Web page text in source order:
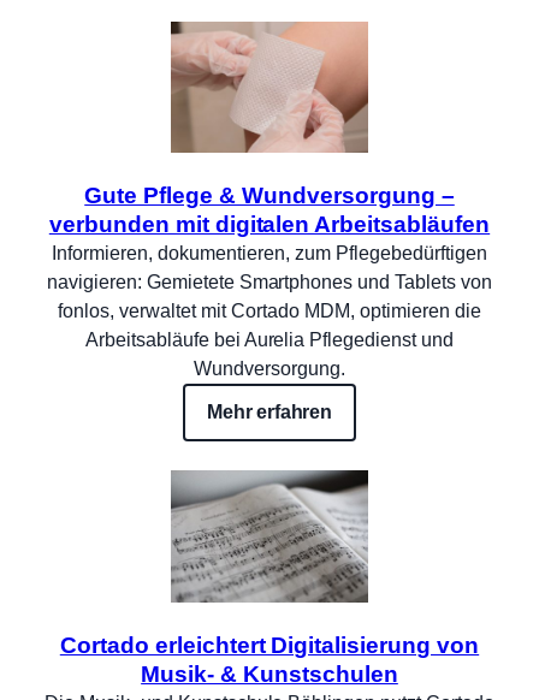
Gute Pflege & Wundversorgung –
verbunden mit digitalen Arbeitsabläufen
Informieren, dokumentieren, zum Pflegebedürftigen
navigieren: Gemietete Smartphones und Tablets von
fonlos, verwaltet mit Cortado MDM, optimieren die
Arbeitsabläufe bei Aurelia Pflegedienst und
Wundversorgung.
Mehr erfahren
Cortado erleichtert Digitalisierung von
Musik- & Kunstschulen